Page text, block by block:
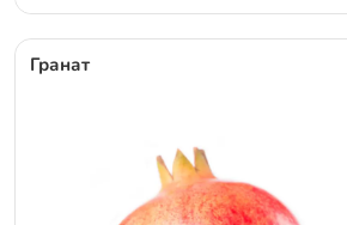
Гранат